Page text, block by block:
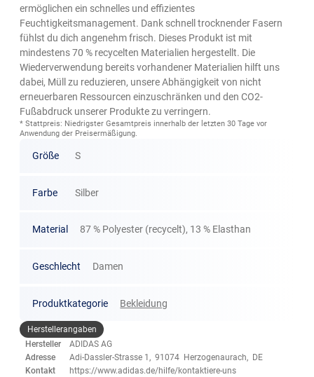
ermöglichen ein schnelles und effizientes
Feuchtigkeitsmanagement. Dank schnell trocknender Fasern
fühlst du dich angenehm frisch. Dieses Produkt ist mit
mindestens 70 % recycelten Materialien hergestellt. Die
Wiederverwendung bereits vorhandener Materialien hilft uns
dabei, Müll zu reduzieren, unsere Abhängigkeit von nicht
erneuerbaren Ressourcen einzuschränken und den CO2-
Fußabdruck unserer Produkte zu verringern.
* Stattpreis: Niedrigster Gesamtpreis innerhalb der letzten 30 Tage vor
Anwendung der Preisermäßigung.
Größe S
Farbe Silber
Material 87 % Polyester (recycelt), 13 % Elasthan
Geschlecht Damen
Produktkategorie Bekleidung
Herstellerangaben
Hersteller
ADIDAS AG
Adresse
Adi-Dassler-Strasse 1, 91074 Herzogenaurach, DE
Kontakt
https://www.adidas.de/hilfe/kontaktiere-uns